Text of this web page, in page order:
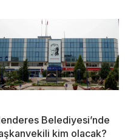
Belediyesi’nde
kim olacak?